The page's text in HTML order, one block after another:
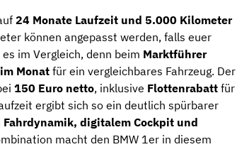
24 Monate Laufzeit und 5.000 Kilometer
können angepasst werden, falls euer
im Vergleich, denn beim Marktführer
Monat für ein vergleichbares Fahrzeug. Der
150 Euro netto, inklusive Flottenrabatt für
ergibt sich so ein deutlich spürbarer
Fahrdynamik, digitalem Cockpit und
macht den BMW 1er in diesem